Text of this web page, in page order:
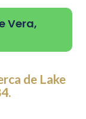
Vera,
de Lake